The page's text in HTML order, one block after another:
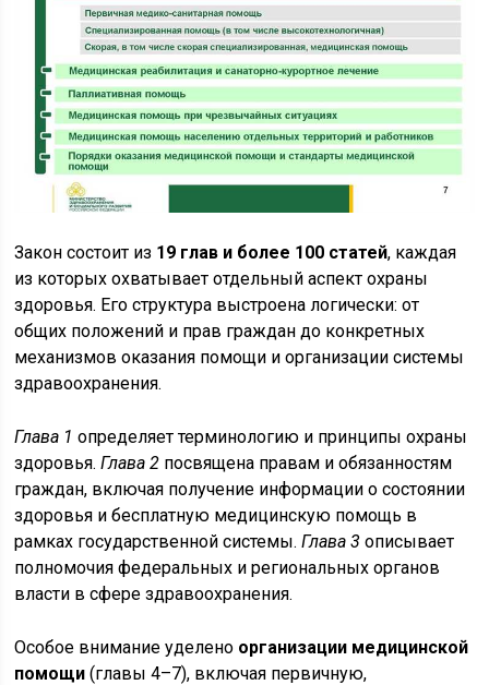
Закон состоит из 19 глав и более 100 статей, каждая
из которых охватывает отдельный аспект охраны
здоровья. Его структура выстроена логически: от
общих положений и прав граждан до конкретных
механизмов оказания помощи и организации системы
здравоохранения.
Глава 1 определяет терминологию и принципы охраны
здоровья.Глава 2 посвящена правам и обязанностям
граждан, включая получение информации о состоянии
здоровья и бесплатную медицинскую помощь в
рамках государственной системы.Глава 3 описывает
полномочия федеральных и региональных органов
власти в сфере здравоохранения.
Особое внимание уделено организации медицинской
помощи (главы 4–7), включая первичную,